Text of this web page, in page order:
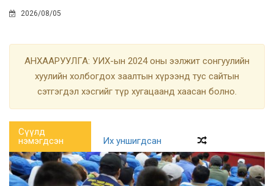
2026/08/05
АНХААРУУЛГА: УИХ-ын 2024 оны ээлжит сонгуулийн
хуулийн холбогдох заалтын хүрээнд тус сайтын
сэтгэгдэл хэсгийг түр хугацаанд хаасан болно.
Сүүлд
нэмэгдсэн
Их уншигдсан